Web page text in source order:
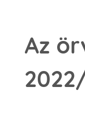
Az